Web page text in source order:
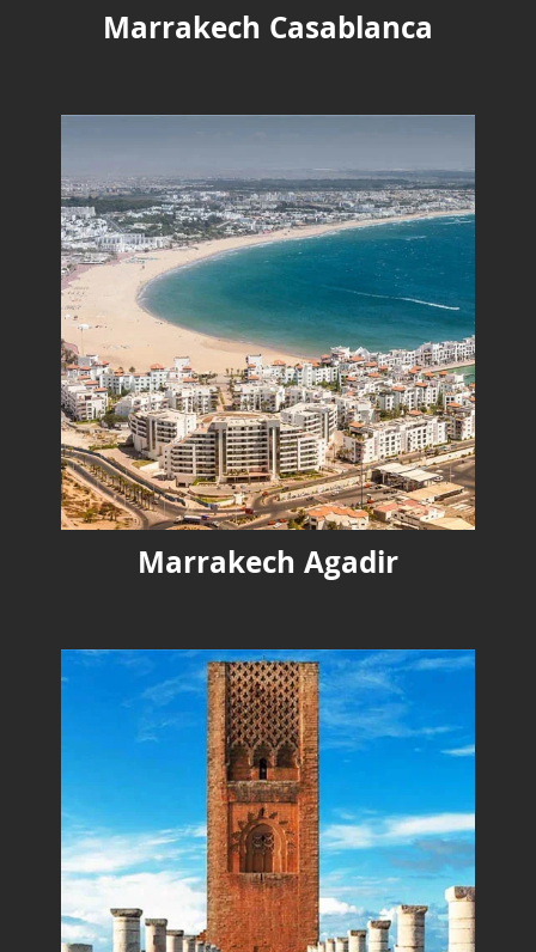
Marrakech Casablanca
Marrakech Agadir